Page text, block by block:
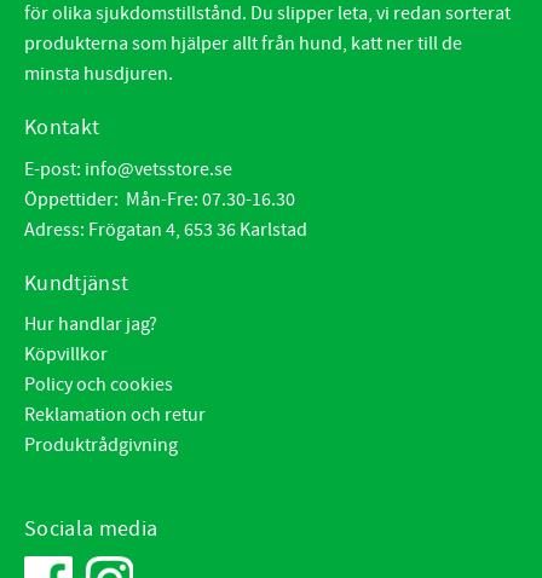
för olika sjukdomstillstånd. Du slipper leta, vi redan sorterat
produkterna som hjälper allt från hund, katt ner till de
minsta husdjuren.
Kontakt
E-post: info@vetsstore.se
Öppettider: Mån-Fre: 07.30-16.30
Adress: Frögatan 4, 653 36 Karlstad
Kundtjänst
Hur handlar jag?
Köpvillkor
Policy och cookies
Reklamation och retur
Produktrådgivning
Sociala media